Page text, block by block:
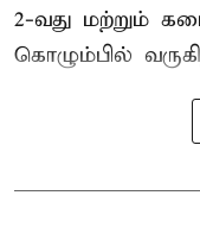
2-வது மற்றும்
கொழும்பில்